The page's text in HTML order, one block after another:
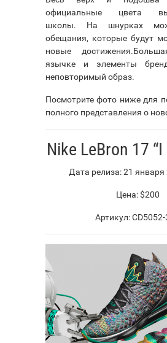
официальные цвета
школы. На шнурках
обещания, которые будут
новые
язычке и элементы
неповторимый образ.
Посмотрите фото ниже для
полного представления о
Nike LeBron 17
Дата релиза: 21 января
Цена: $200
Артикул: